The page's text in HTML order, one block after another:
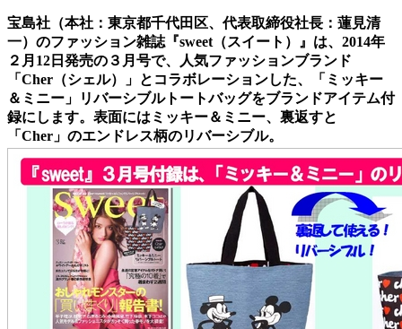
宝島社（本社：東京都千代田区、代表取締役社長：蓮見清
一）のファッション雑誌『sweet（スイート）』は、2014年
２月12日発売の３月号で、人気ファッションブランド
「Cher（シェル）」とコラボレーションした、「ミッキー
＆ミニー」リバーシブルトートバッグをブランドアイテム付
録にします。表面にはミッキー＆ミニー、裏返すと
「Cher」のエンドレス柄のリバーシブル。